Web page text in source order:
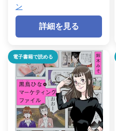
ン
詳細を見る
電子書籍で読める